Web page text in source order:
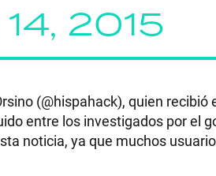
2015
(@hispahack), quien
entre los investigados por el
noticia, ya que muchos